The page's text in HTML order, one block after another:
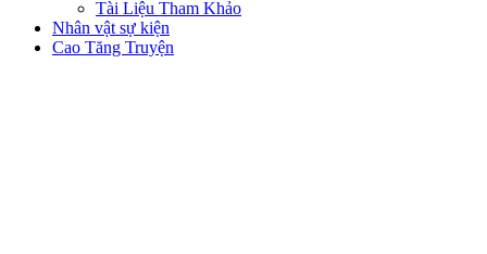
Tài Liệu Tham Khảo
Nhân vật sự kiện
Cao Tăng Truyện